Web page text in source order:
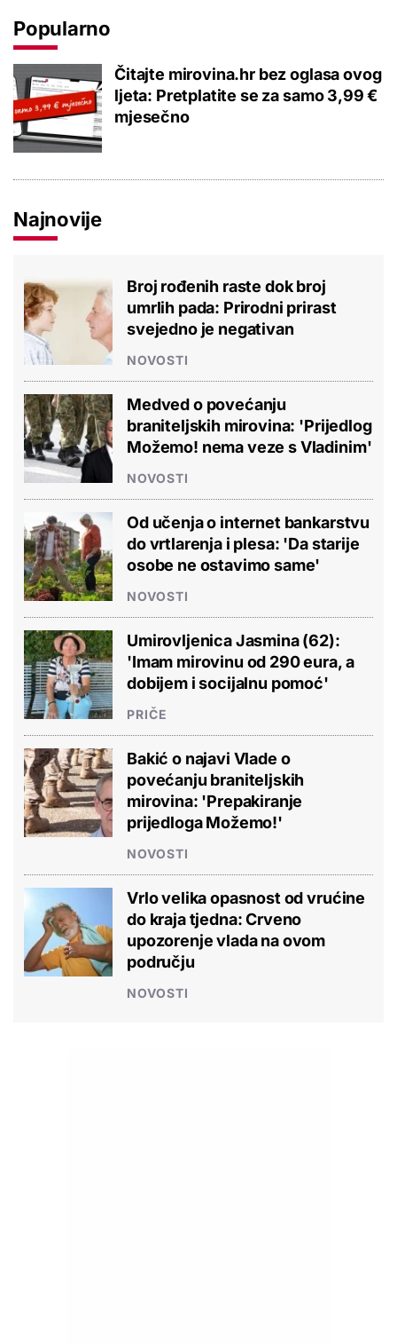
Popularno
Čitajte mirovina.hr bez oglasa ovog
ljeta: Pretplatite se za samo 3,99 €
mjesečno
Najnovije
Broj rođenih raste dok broj
umrlih pada: Prirodni prirast
svejedno je negativan
NOVOSTI
Medved o povećanju
braniteljskih mirovina: 'Prijedlog
Možemo! nema veze s Vladinim'
NOVOSTI
Od učenja o internet bankarstvu
do vrtlarenja i plesa: 'Da starije
osobe ne ostavimo same'
NOVOSTI
Umirovljenica Jasmina (62):
'Imam mirovinu od 290 eura, a
dobijem i socijalnu pomoć'
PRIČE
Bakić o najavi Vlade o
povećanju braniteljskih
mirovina: 'Prepakiranje
prijedloga Možemo!'
NOVOSTI
Vrlo velika opasnost od vrućine
do kraja tjedna: Crveno
upozorenje vlada na ovom
području
NOVOSTI